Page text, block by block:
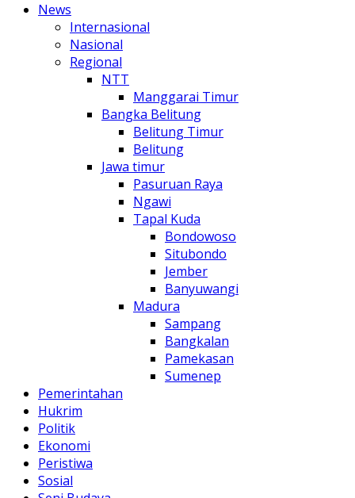
News
Internasional
Nasional
Regional
NTT
Manggarai Timur
Bangka Belitung
Belitung Timur
Belitung
Jawa timur
Pasuruan Raya
Ngawi
Tapal Kuda
Bondowoso
Situbondo
Jember
Banyuwangi
Madura
Sampang
Bangkalan
Pamekasan
Sumenep
Pemerintahan
Hukrim
Politik
Ekonomi
Peristiwa
Sosial